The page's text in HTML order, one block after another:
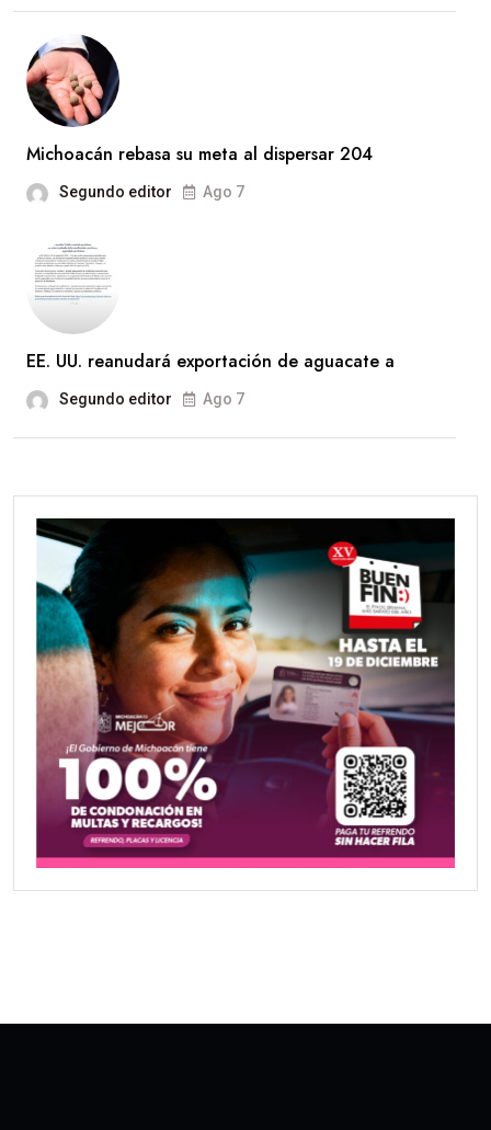
Michoacán rebasa su meta al dispersar 204
Segundo editor Ago 7
EE. UU. reanudará exportación de aguacate a
Segundo editor Ago 7